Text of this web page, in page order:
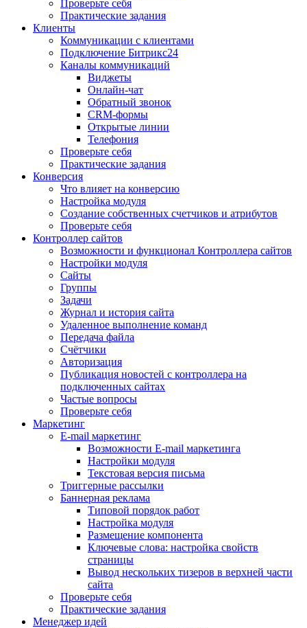
Проверьте себя
Практические задания
Клиенты
Коммуникации с клиентами
Подключение Битрикс24
Каналы коммуникаций
Виджеты
Онлайн-чат
Обратный звонок
CRM-формы
Открытые линии
Телефония
Проверьте себя
Практические задания
Конверсия
Что влияет на конверсию
Настройка модуля
Создание собственных счетчиков и атрибутов
Проверьте себя
Контроллер сайтов
Возможности и функционал Контроллера сайтов
Настройки модуля
Сайты
Группы
Задачи
Журнал и история сайта
Удаленное выполнение команд
Передача файла
Счётчики
Авторизация
Публикация новостей с контроллера на
подключенных сайтах
Частые вопросы
Проверьте себя
Маркетинг
E-mail маркетинг
Возможности E-mail маркетинга
Настройки модуля
Текстовая версия письма
Триггерные рассылки
Баннерная реклама
Типовой порядок работ
Настройка модуля
Размещение компонента
Ключевые слова: настройка свойств
страницы
Вывод нескольких тизеров в верхней части
сайта
Проверьте себя
Практические задания
Менеджер идей